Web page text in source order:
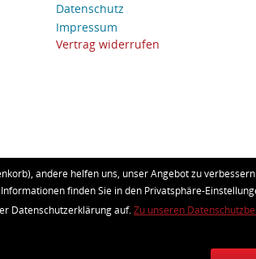
Datenschutz
Impressum
Vertrag widerrufen
und ggf. Nachnahmegebühren, wenn nicht
andere helfen uns, unser Angebot zu
finden Sie in den Privatsphäre-
Datenschutzerklärung auf.Zu unseren